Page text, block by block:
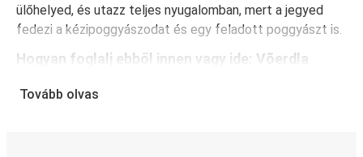
ülőhelyed, és utazz teljes nyugalomban, mert a jegyed
fedezi a kézipoggyászodat és egy feladott poggyászt is.
Hogyan foglalj ebből innen vagy ide: Võerdla
A jegyfoglalás a FlixBusnál gyerekjáték: a FlixBus App
Tovább olvas